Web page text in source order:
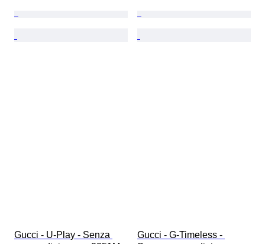
Gucci - U-Play - Senza
Gucci - G-Timeless -